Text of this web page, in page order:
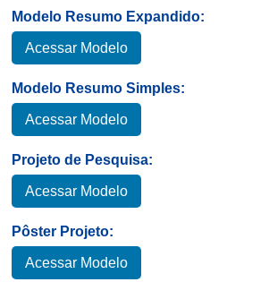
Modelo Resumo Expandido:
Acessar Modelo
Modelo Resumo Simples:
Acessar Modelo
Projeto de Pesquisa:
Acessar Modelo
Pôster Projeto:
Acessar Modelo